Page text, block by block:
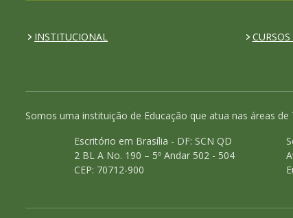
INSTITUCIONAL
Somos uma instituição de Educação que atua nas áreas
Escritório em Brasília - DF: SCN QD
2 BL A No. 190 – 5º Andar 502 - 504
CEP: 70712-900